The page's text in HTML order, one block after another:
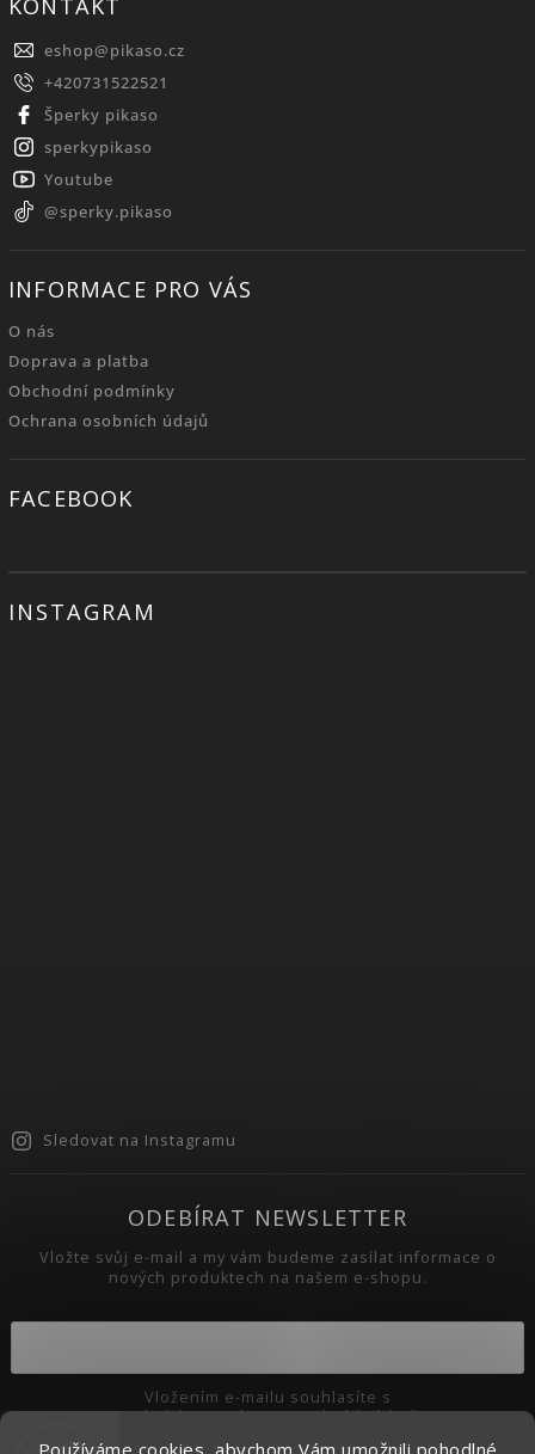
Používáme cookies, abychom Vám umožnili pohodlné
KONTAKT
eshop@pikaso.cz
+420731522521
Šperky pikaso
sperkypikaso
Youtube
@sperky.pikaso
INFORMACE PRO VÁS
O nás
Doprava a platba
Obchodní podmínky
Ochrana osobních údajů
FACEBOOK
INSTAGRAM
Sledovat na Instagramu
ODEBÍRAT NEWSLETTER
Vložte svůj e-mail a my vám budeme zasílat informace o
nových produktech na našem e-shopu.
podmínkami ochrany osobních údajů